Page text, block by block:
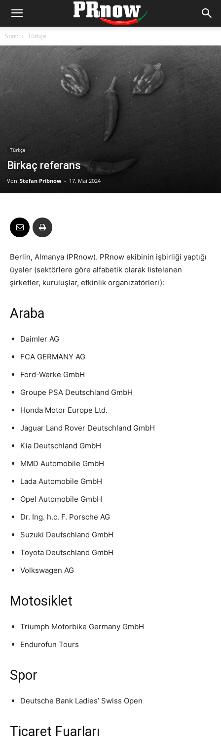
Start Türkçe
Türkçe
Birkaç referans
Von Stefan Pribnow - 17. Mai 2024
Berlin, Almanya (PRnow). PRnow ekibinin işbirliği yaptığı
üyeler (sektörlere göre alfabetik olarak listelenen
şirketler, kuruluşlar, etkinlik organizatörleri):
Araba
Daimler AG
FCA GERMANY AG
Ford-Werke GmbH
Groupe PSA Deutschland GmbH
Honda Motor Europe Ltd.
Jaguar Land Rover Deutschland GmbH
Kia Deutschland GmbH
MMD Automobile GmbH
Lada Automobile GmbH
Opel Automobile GmbH
Dr. Ing. h.c. F. Porsche AG
Suzuki Deutschland GmbH
Toyota Deutschland GmbH
Volkswagen AG
Motosiklet
Triumph Motorbike Germany GmbH
Endurofun Tours
Spor
Deutsche Bank Ladies’ Swiss Open
Ticaret Fuarları